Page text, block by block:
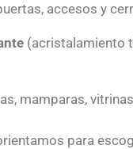
accesos y
(acristalamiento
mamparas,
para